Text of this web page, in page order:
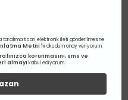
tarafıma ticari elektronik ileti gönderilmesine
Metni 'ni okudum onay veriyorum.
korunmasını, sms ve
almayı kabul ediyorum.